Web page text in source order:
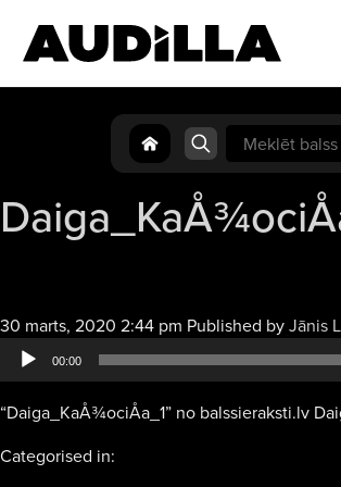
Search
for:
30 marts, 2020 2:44 pm Published byJānis
00:00
“Daiga_KaÅ¾ociÅa_1” no balssieraksti.lv
Categorised in: